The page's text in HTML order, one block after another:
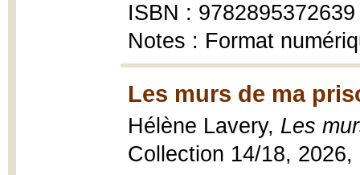
ISBN : 9782895372639
Notes : Format
Les murs de ma
Hélène Lavery, Les
Collection 14/18, 2026,